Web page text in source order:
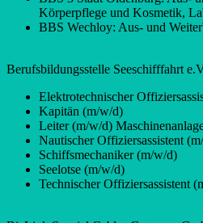
Körperpflege und Kosmetik,
BBS Wechloy: Aus- und
Berufsbildungsstelle Seeschifffahrt
Elektrotechnischer
Kapitän (m/w/d)
Leiter (m/w/d)
Nautischer Offiziersassistent
Schiffsmechaniker (m/w/d)
Seelotse (m/w/d)
Technischer Offiziersassistent